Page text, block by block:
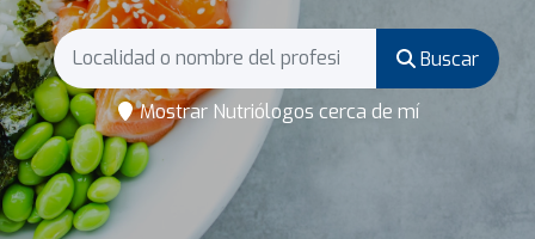
Buscar
Mostrar Nutriólogos cerca de mí